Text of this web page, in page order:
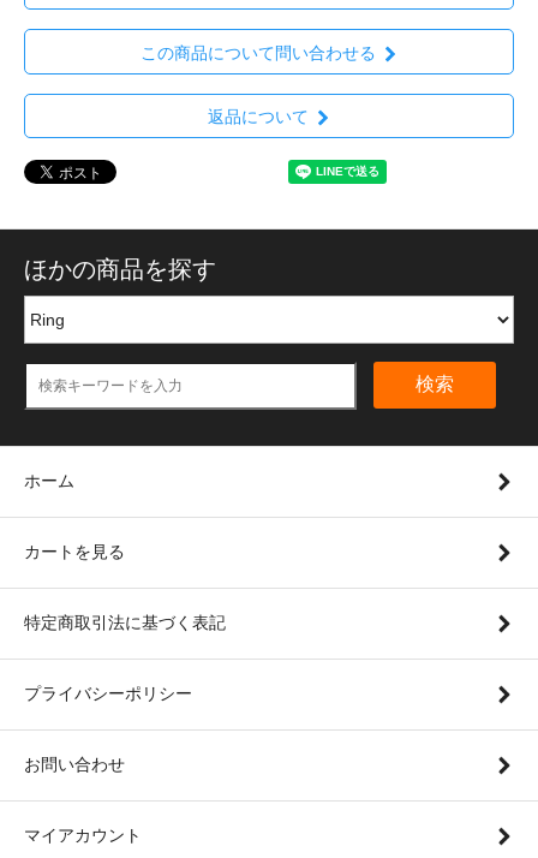
この商品について問い合わせる
返品について
ほかの商品を探す
検索
ホーム
カートを見る
特定商取引法に基づく表記
プライバシーポリシー
お問い合わせ
マイアカウント